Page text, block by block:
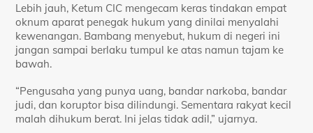
Lebih jauh, Ketum CIC mengecam keras tindakan empat
oknum aparat penegak hukum yang dinilai menyalahi
kewenangan. Bambang menyebut, hukum di negeri ini
jangan sampai berlaku tumpul ke atas namun tajam ke
bawah.
“Pengusaha yang punya uang, bandar narkoba, bandar
judi, dan koruptor bisa dilindungi. Sementara rakyat kecil
malah dihukum berat. Ini jelas tidak adil,” ujarnya.